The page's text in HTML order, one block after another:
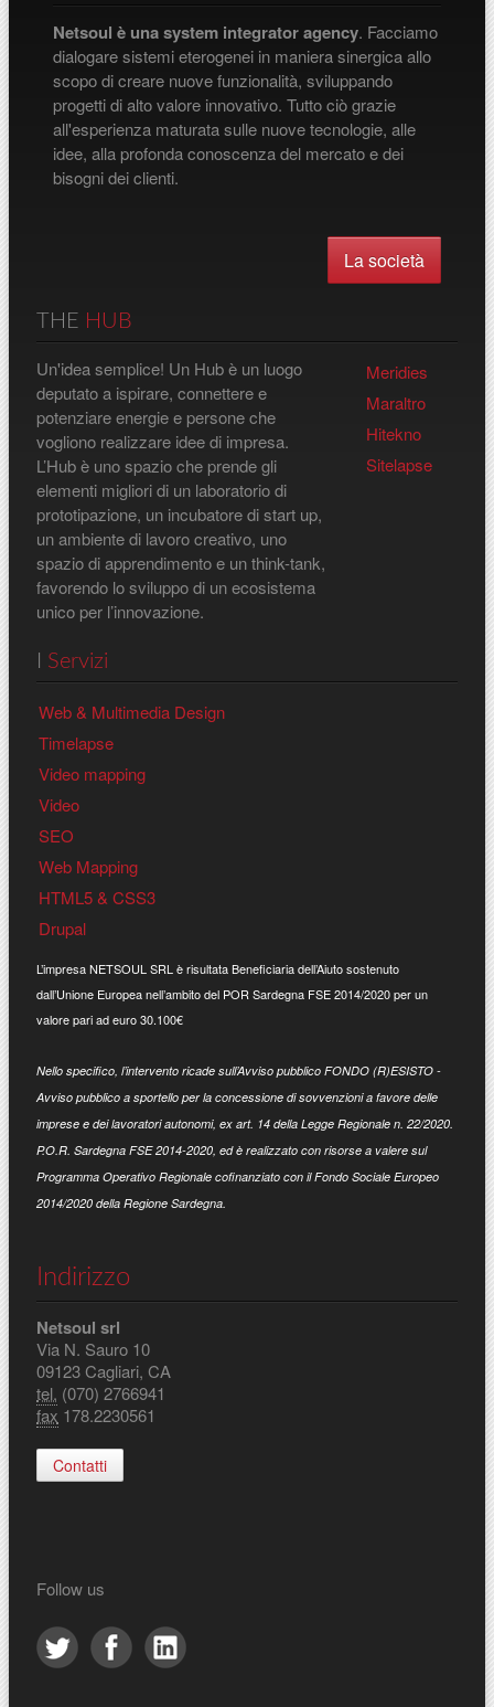
Netsoul è una system integrator agency. Facciamo
dialogare sistemi eterogenei in maniera sinergica allo
scopo di creare nuove funzionalità, sviluppando
progetti di alto valore innovativo. Tutto ciò grazie
all'esperienza maturata sulle nuove tecnologie, alle
idee, alla profonda conoscenza del mercato e dei
bisogni dei clienti.
La società
THE HUB
Un'idea semplice! Un Hub è un luogo
deputato a ispirare, connettere e
potenziare energie e persone che
vogliono realizzare idee di impresa.
L’Hub è uno spazio che prende gli
elementi migliori di un laboratorio di
prototipazione, un incubatore di start up,
un ambiente di lavoro creativo, uno
spazio di apprendimento e un think-tank,
favorendo lo sviluppo di un ecosistema
unico per l’innovazione.
Meridies
Maraltro
Hitekno
Sitelapse
Servizi
Web & Multimedia Design
Timelapse
Video mapping
Video
SEO
Web Mapping
HTML5 & CSS3
Drupal
L’impresa NETSOUL SRL è risultata Beneficiaria dell’Aiuto sostenuto
dall’Unione Europea nell’ambito del POR Sardegna FSE 2014/2020 per un
valore pari ad euro 30.100€
Nello specifico, l’intervento ricade sull’Avviso pubblico FONDO (R)ESISTO -
Avviso pubblico a sportello per la concessione di sovvenzioni a favore delle
imprese e dei lavoratori autonomi, ex art. 14 della Legge Regionale n. 22/2020.
P.O.R. Sardegna FSE 2014-2020, ed è realizzato con risorse a valere sul
Programma Operativo Regionale cofinanziato con il Fondo Sociale Europeo
2014/2020 della Regione Sardegna.
Indirizzo
Netsoul srl
Via N. Sauro 10
09123 Cagliari, CA
tel. (070) 2766941
fax 178.2230561
Contatti
Follow us